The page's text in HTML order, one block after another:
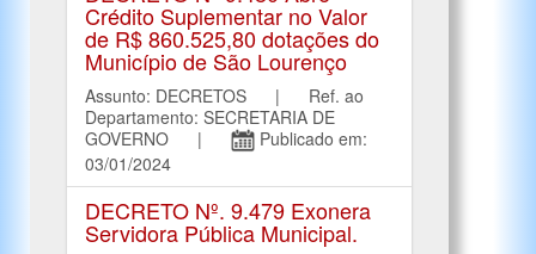
Crédito Suplementar no Valor
de R$ 860.525,80 dotações do
Município de São Lourenço
Assunto: DECRETOS | Ref. ao
Departamento: SECRETARIA DE
GOVERNO |
Publicado em:
03/01/2024
DECRETO Nº. 9.479 Exonera
Servidora Pública Municipal.